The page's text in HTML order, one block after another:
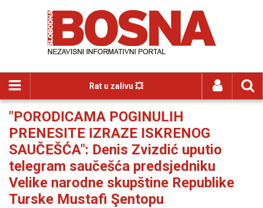
Rat u zalivu 💥
"PORODICAMA POGINULIH
PRENESITE IZRAZE ISKRENOG
SAUČEŠĆA": Denis Zvizdić uputio
telegram saučešća predsjedniku
Velike narodne skupštine Republike
Turske Mustafi Şentopu